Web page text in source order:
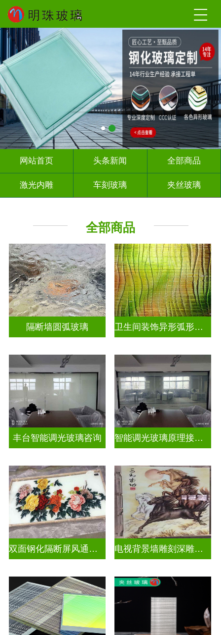
网站首页 头条新闻 全部商品
激光内雕 车刻玻璃 夹丝玻璃
工程玻璃
全部商品
隔断墙圆弧玻璃 卫生间装饰异形弧形玻璃
丰台智能调光玻璃咨询 智能调光玻璃原理接线图片
双面钢化隔断屏风通电深雕浮雕玻璃 电视背景墙雕刻深雕玻璃